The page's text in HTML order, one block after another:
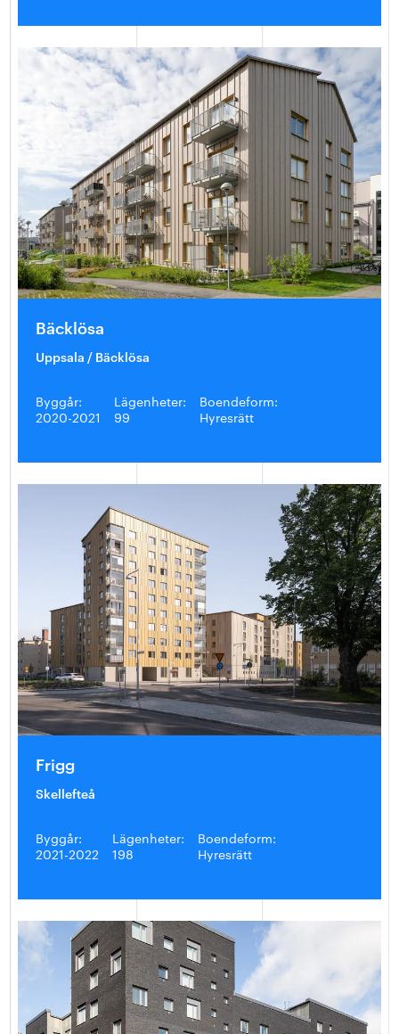
Bäcklösa
Uppsala / Bäcklösa
Byggår:
2020-2021
Lägenheter:
99
Boendeform:
Hyresrätt
Frigg
Skellefteå
Byggår:
2021-2022
Lägenheter:
198
Boendeform:
Hyresrätt